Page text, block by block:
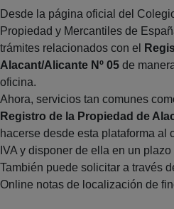
Desde la página oficial del
Propiedad y Mercantiles de
trámites relacionados con el
Alacant/Alicante Nº 05 de
oficina.
Ahora, servicios tan comunes
Registro de la Propiedad de
hacerse desde esta plataforma al
IVA y disponer de ella en un
También puede solicitar a través
Online notas de localización de